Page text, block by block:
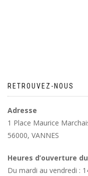
RETROUVEZ-NOUS
Adresse
1 Place Maurice
56000, VANNES
Heures d’ouverture
Du mardi au vendredi :